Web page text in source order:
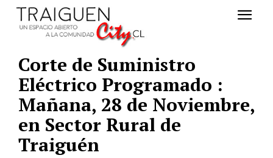
Corte de Suministro
Eléctrico Programado :
Mañana, 28 de Noviembre,
en Sector Rural de
Traiguén